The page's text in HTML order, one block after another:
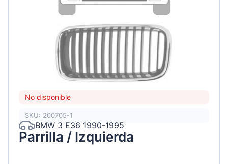
No disponible
SKU: 200705-1
BMW 3 E36 1990-1995
Parrilla / Izquierda